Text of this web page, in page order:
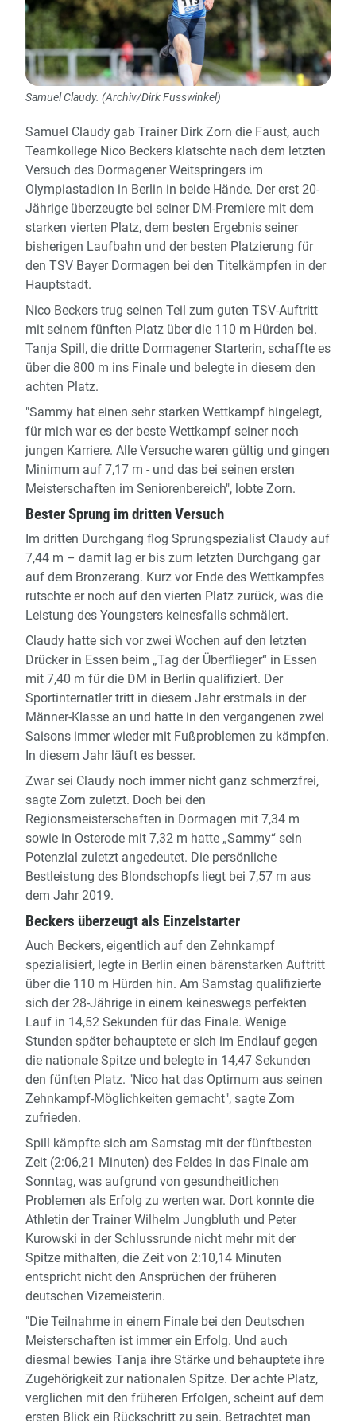
Samuel Claudy. (Archiv/Dirk Fusswinkel)
Samuel Claudy gab Trainer Dirk Zorn die Faust, auch
Teamkollege Nico Beckers klatschte nach dem letzten
Versuch des Dormagener Weitspringers im
Olympiastadion in Berlin in beide Hände. Der erst 20-
Jährige überzeugte bei seiner DM-Premiere mit dem
starken vierten Platz, dem besten Ergebnis seiner
bisherigen Laufbahn und der besten Platzierung für
den TSV Bayer Dormagen bei den Titelkämpfen in der
Hauptstadt.
Nico Beckers trug seinen Teil zum guten TSV-Auftritt
mit seinem fünften Platz über die 110 m Hürden bei.
Tanja Spill, die dritte Dormagener Starterin, schaffte es
über die 800 m ins Finale und belegte in diesem den
achten Platz.
"Sammy hat einen sehr starken Wettkampf hingelegt,
für mich war es der beste Wettkampf seiner noch
jungen Karriere. Alle Versuche waren gültig und gingen
Minimum auf 7,17 m - und das bei seinen ersten
Meisterschaften im Seniorenbereich", lobte Zorn.
Bester Sprung im dritten Versuch
Im dritten Durchgang flog Sprungspezialist Claudy auf
7,44 m – damit lag er bis zum letzten Durchgang gar
auf dem Bronzerang. Kurz vor Ende des Wettkampfes
rutschte er noch auf den vierten Platz zurück, was die
Leistung des Youngsters keinesfalls schmälert.
Claudy hatte sich vor zwei Wochen auf den letzten
Drücker in Essen beim „Tag der Überflieger“ in Essen
mit 7,40 m für die DM in Berlin qualifiziert. Der
Sportinternatler tritt in diesem Jahr erstmals in der
Männer-Klasse an und hatte in den vergangenen zwei
Saisons immer wieder mit Fußproblemen zu kämpfen.
In diesem Jahr läuft es besser.
Zwar sei Claudy noch immer nicht ganz schmerzfrei,
sagte Zorn zuletzt. Doch bei den
Regionsmeisterschaften in Dormagen mit 7,34 m
sowie in Osterode mit 7,32 m hatte „Sammy“ sein
Potenzial zuletzt angedeutet. Die persönliche
Bestleistung des Blondschopfs liegt bei 7,57 m aus
dem Jahr 2019.
Beckers überzeugt als Einzelstarter
Auch Beckers, eigentlich auf den Zehnkampf
spezialisiert, legte in Berlin einen bärenstarken Auftritt
über die 110 m Hürden hin. Am Samstag qualifizierte
sich der 28-Jährige in einem keineswegs perfekten
Lauf in 14,52 Sekunden für das Finale. Wenige
Stunden später behauptete er sich im Endlauf gegen
die nationale Spitze und belegte in 14,47 Sekunden
den fünften Platz. "Nico hat das Optimum aus seinen
Zehnkampf-Möglichkeiten gemacht", sagte Zorn
zufrieden.
Spill kämpfte sich am Samstag mit der fünftbesten
Zeit (2:06,21 Minuten) des Feldes in das Finale am
Sonntag, was aufgrund von gesundheitlichen
Problemen als Erfolg zu werten war. Dort konnte die
Athletin der Trainer Wilhelm Jungbluth und Peter
Kurowski in der Schlussrunde nicht mehr mit der
Spitze mithalten, die Zeit von 2:10,14 Minuten
entspricht nicht den Ansprüchen der früheren
deutschen Vizemeisterin.
"Die Teilnahme in einem Finale bei den Deutschen
Meisterschaften ist immer ein Erfolg. Und auch
diesmal bewies Tanja ihre Stärke und behauptete ihre
Zugehörigkeit zur nationalen Spitze. Der achte Platz,
verglichen mit den früheren Erfolgen, scheint auf dem
ersten Blick ein Rückschritt zu sein. Betrachtet man